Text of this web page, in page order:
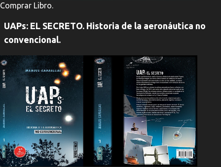
Comprar Libro.
UAPs: EL SECRETO. Historia de la aeronáutica no
convencional.